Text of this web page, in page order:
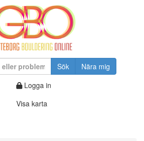
Sök
Nära mig
Logga in
Visa karta